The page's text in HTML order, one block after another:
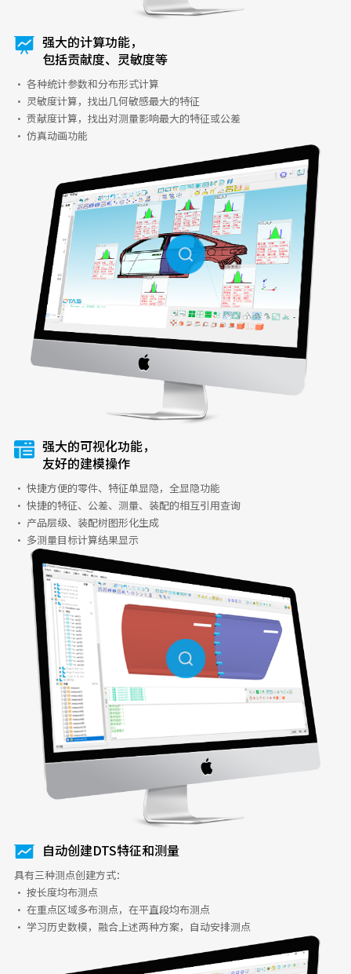
强大的计算功能，
包括贡献度、灵敏度等
· 各种统计参数和分布形式计算
· 灵敏度计算，找出几何敏感最大的特征
· 贡献度计算，找出对测量影响最大的特征或公差
· 仿真动画功能
强大的可视化功能，
友好的建模操作
· 快捷方便的零件、特征单显隐，全显隐功能
· 快捷的特征、公差、测量、装配的相互引用查询
· 产品层级、装配树图形化生成
· 多测量目标计算结果显示
自动创建DTS特征和测量
具有三种测点创建方式：
· 按长度均布测点
· 在重点区域多布测点，在平直段均布测点
· 学习历史数模，融合上述两种方案，自动安排测点